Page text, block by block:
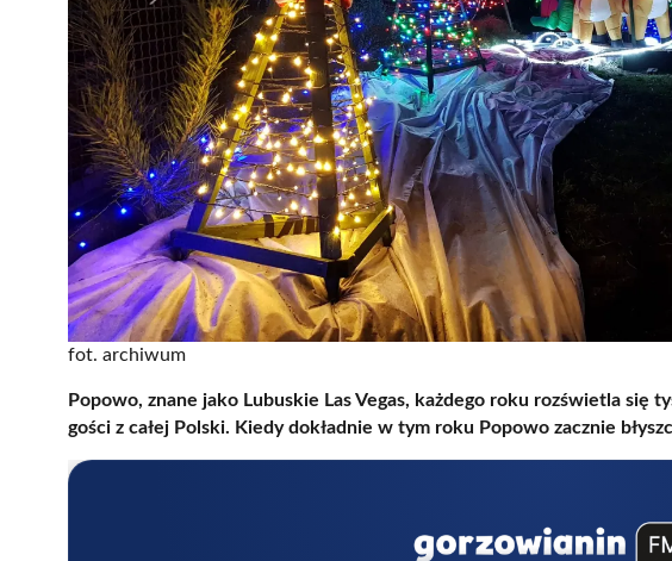
fot. archiwum
Popowo, znane jako Lubuskie Las Vegas, każdego roku rozświetla się
gości z całej Polski. Kiedy dokładnie w tym roku Popowo zacznie